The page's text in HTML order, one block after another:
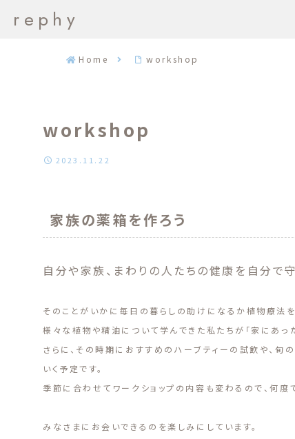
rephy
Home workshop
workshop
2023.11.22
家族の薬箱を作ろう
自分や家族、まわりの人たちの健康を自分で
そのことがいかに毎日の暮らしの助けになるか植物療法を
様々な植物や精油について学んできた私たちが「家にあっ
さらに、その時期におすすめのハーブティーの試飲や、
いく予定です。
季節に合わせてワークショップの内容も変わるので、何
みなさまにお会いできるのを楽しみにしています。